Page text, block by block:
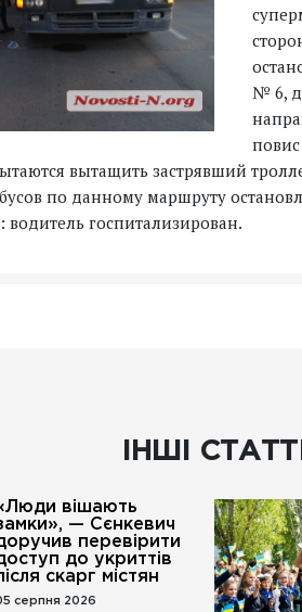
№ 6,
вытащить застрявший
по данному маршруту
: водитель госпитализирован.
ІНШІ СТАТТІ
вішають
— Сєнкевич
перевірити
до укриттів
скарг містян
серпня 2026